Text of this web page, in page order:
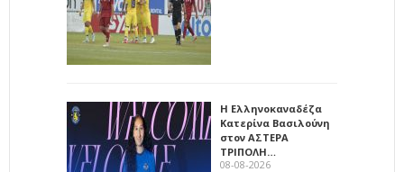
Η Ελληνοκαναδέζα
Κατερίνα Βασιλούνη
στον ΑΣΤΕΡΑ
ΤΡΙΠΟΛΗ…
08-08-2026